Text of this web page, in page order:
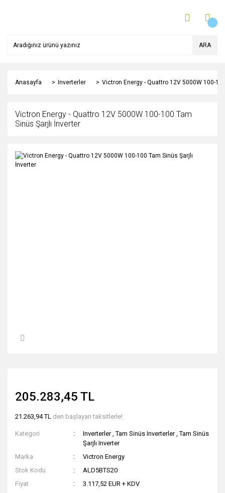
ARA
Anasayfa Inverterler Victron Energy - Quattro 12V 5000W 100-
Victron Energy - Quattro 12V 5000W 100-100 Tam
Sinüs Şarjlı İnverter
205.283,45 TL
21.263,94 TL den başlayan taksitlerle!
Kategori Inverterler ,Tam Sinüs Inverterler ,Tam Sinüs
Şarjlı Inverter
Marka
Victron Energy
Stok Kodu
ALD5BTS20
Fiyat
3.117,52 EUR + KDV